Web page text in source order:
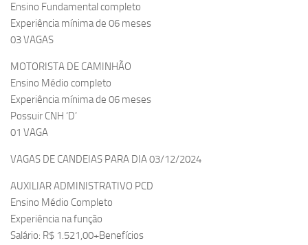
Ensino Fundamental completo
Experiência mínima de 06 meses
03 VAGAS
MOTORISTA DE CAMINHÃO
Ensino Médio completo
Experiência mínima de 06 meses
Possuir CNH ‘D’
01 VAGA
VAGAS DE CANDEIAS PARA DIA 03/12/2024
AUXILIAR ADMINISTRATIVO PCD
Ensino Médio Completo
Experiência na função
Salário: R$ 1.521,00+Benefícios